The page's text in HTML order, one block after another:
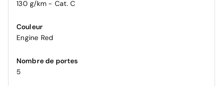
130 g/km - Cat. C
Couleur
Engine Red
Nombre de portes
5